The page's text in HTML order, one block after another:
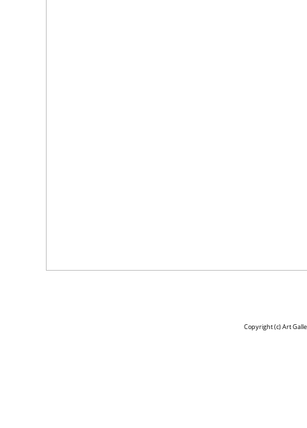
Copyright (c)Art